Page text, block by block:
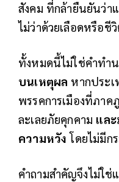
สังคม ที่กล้ายืนยันว่า
ไม่ว่าด้วยเลือดหรือชี
ทั้งหมดนี้ไม่ใช่คำทำ
บนเหตุผล หากประเ
พรรคการเมืองที่ภา
ละเลยภัยคุกคาม แล
ความหวัง โดยไม่มีก
คำถามสำคัญจึงไม่ใช่